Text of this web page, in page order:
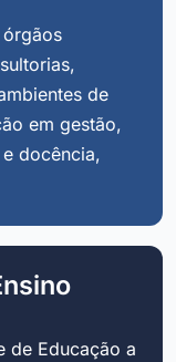
órgãos
de
em gestão,
docência,
de Educação a